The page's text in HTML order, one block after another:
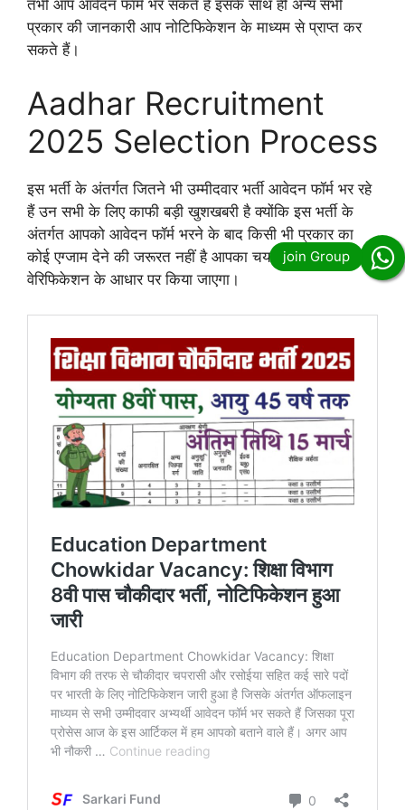
तभी आप आवेदन फॉर्म भर सकते हैं इसके साथ ही अन्य सभी
प्रकार की जानकारी आप नोटिफिकेशन के माध्यम से प्राप्त कर
सकते हैं।
Aadhar Recruitment
2025 Selection Process
इस भर्ती के अंतर्गत जितने भी उम्मीदवार भर्ती आवेदन फॉर्म भर रहे
हैं उन सभी के लिए काफी बड़ी खुशखबरी है क्योंकि इस भर्ती के
अंतर्गत आपको आवेदन फॉर्म भरने के बाद किसी भी प्रकार का
कोई एग्जाम देने की जरूरत नहीं है आपका चयन डॉक्यूमेंट
वेरिफिकेशन के आधार पर किया जाएगा।